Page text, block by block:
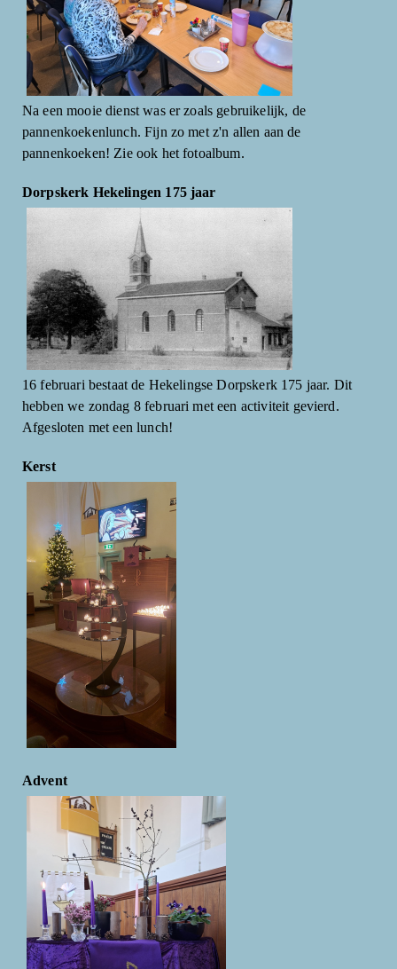
Na een mooie dienst was er zoals gebruikelijk, de
pannenkoekenlunch. Fijn zo met z'n allen aan de
pannenkoeken! Zie ook het fotoalbum.
Dorpskerk Hekelingen 175 jaar
16 februari bestaat de Hekelingse Dorpskerk 175 jaar. Dit
hebben we zondag 8 februari met een activiteit gevierd.
Afgesloten met een lunch!
Kerst
Advent